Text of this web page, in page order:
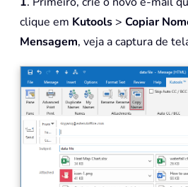
clique em Kutools > Copiar
Mensagem, veja a captura de